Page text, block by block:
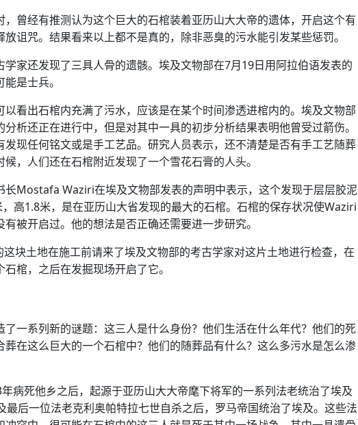
曾经有推测认为这个巨大的石棺装着亚历山大大帝的遗体，开启这个有
诅咒。结果看来以上都不是真的，除非恶臭的污水能引发某些惩罚。
家还发现了三具人骨的遗骸。埃及文物部在7月19日用阿拉伯语发表的
是士兵。
以看出石棺内充满了污水，应该是在某个时间渗透进棺内的。埃及文物部
析还正在进行中，但是对其中一具的初步分析结果表明他曾受过箭伤。
现任何铭文或是手工艺品。研究人员表示，还不清楚是否有手工艺随葬
，人们还在石棺附近发现了一个雪花石膏的人头。
长Mostafa Waziri在埃及文物部发表的声明中表示，这个发现于层层胶泥
高1.8米，是在亚历山大省发现的最大的石棺。石棺的保存状况使Waziri
被开启过。他的想法是否正确还需要进一步研究。
块土地在施工前请来了埃及文物部的考古学家对这片土地进行检查，在
棺，之后在发掘现场开启了它。
一系列新的谜题：这三人是什么身份？他们生活在什么年代？他们的死
葬在这么巨大的一个石棺中？他们的随葬品有什么？这么多污水是怎么渗
病死他乡之后，起源于亚历山大大帝麾下将军的一系列法老统治了埃及
最后一位法老克利奥帕特拉七世自杀之后，罗马帝国统治了埃及。这些法